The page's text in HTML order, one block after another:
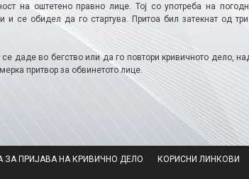
на оштетено правно лице. Тој со употреба на
се обидел да го стартува. Притоа бил затекнат од
даде во бегство или да го повтори кривичното дело,
притвор за обвинетото лице.
ЗА ПРИЈАВА НА КРИВИЧНО ДЕЛО
КОРИСНИ ЛИНКОВИ